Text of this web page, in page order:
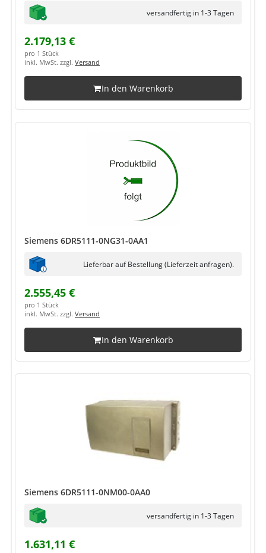
versandfertig in 1-3 Tagen
2.179,13 €
pro 1 Stück
inkl. MwSt. zzgl. Versand
In den Warenkorb
Siemens 6DR5111-0NG31-0AA1
Lieferbar auf Bestellung (Lieferzeit anfragen).
2.555,45 €
pro 1 Stück
inkl. MwSt. zzgl. Versand
In den Warenkorb
Siemens 6DR5111-0NM00-0AA0
versandfertig in 1-3 Tagen
1.631,11 €